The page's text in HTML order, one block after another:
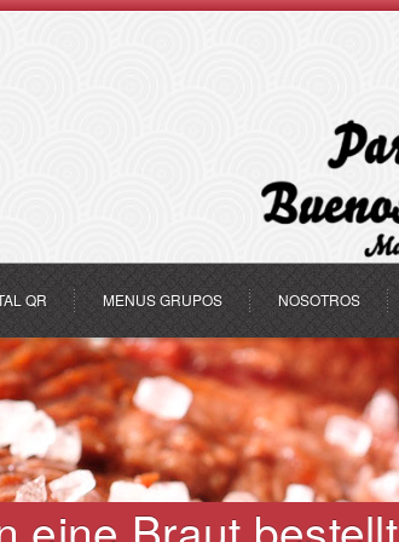
QR MENUS GRUPOS NOSOTROS